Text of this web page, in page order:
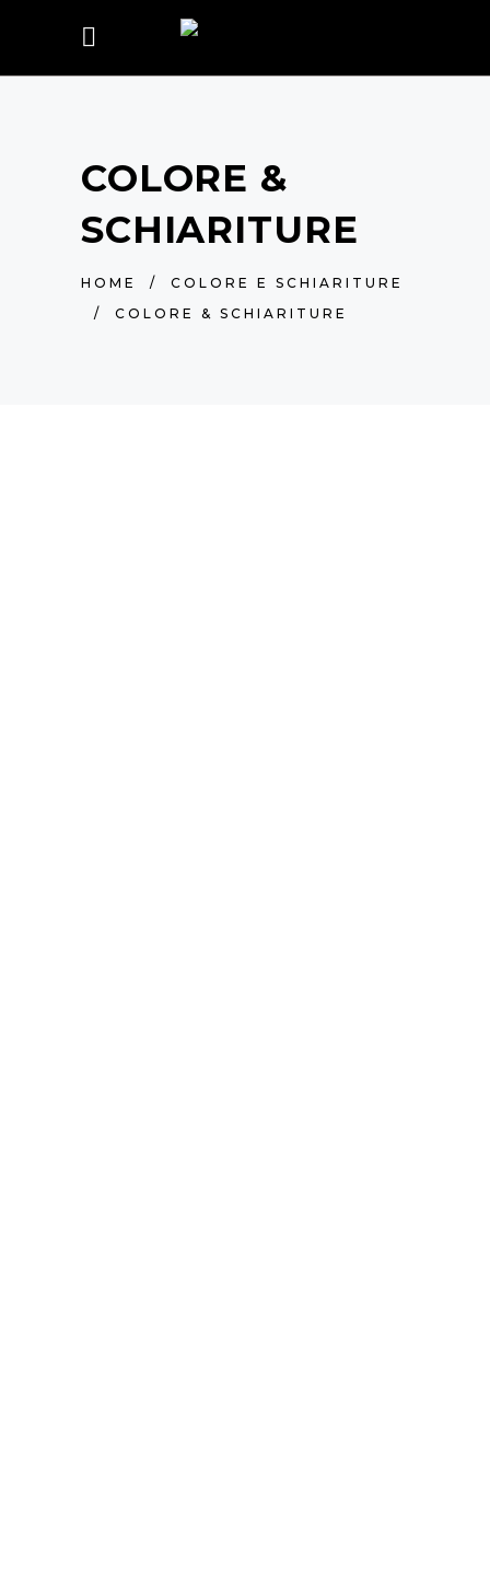
COLORE &
SCHIARITURE
HOME / COLORE E SCHIARITURE
/ COLORE & SCHIARITURE